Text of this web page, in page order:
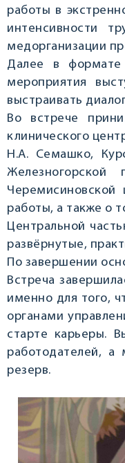
работы в
интенсивности
медорганизации
Далее в формате
мероприятия
выстраивать
Во встрече
клинического
Н.А. Семашко,
Железногорской
Черемисиновской
работы, а также о
Центральной
развёрнутые,
По завершении
Встреча
именно для того,
органами
старте карьеры.
работодателей,
резерв.